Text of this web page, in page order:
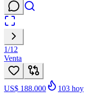
1/12
Venta
US$ 188.000 103 hoy